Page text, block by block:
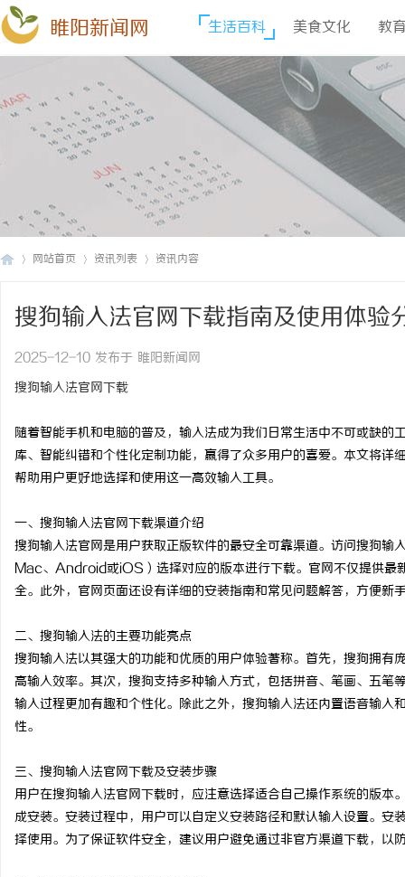
睢阳新闻网 生活百科 美食文化 教
网站首页 资讯列表 资讯内容
搜狗输入法官网下载指南及使用体验
2025-12-10 发布于 睢阳新闻网
搜狗输入法官网下载
随着智能手机和电脑的普及，输入法成为我们日常生活中不可或缺
库、智能纠错和个性化定制功能，赢得了众多用户的喜爱。本文将
帮助用户更好地选择和使用这一高效输入工具。
一、搜狗输入法官网下载渠道介绍
搜狗输入法官网是用户获取正版软件的最安全可靠渠道。访问搜狗
Mac、Android或iOS）选择对应的版本进行下载。官网不仅提供最
全。此外，官网页面还设有详细的安装指南和常见问题解答，方便新
二、搜狗输入法的主要功能亮点
搜狗输入法以其强大的功能和优质的用户体验著称。首先，搜狗拥
高输入效率。其次，搜狗支持多种输入方式，包括拼音、笔画、五
输入过程更加有趣和个性化。除此之外，搜狗输入法还内置语音输
性。
三、搜狗输入法官网下载及安装步骤
用户在搜狗输入法官网下载时，应注意选择适合自己操作系统的版
成安装。安装过程中，用户可以自定义安装路径和默认输入设置。
择使用。为了保证软件安全，建议用户避免通过非官方渠道下载，以
武汉配眼镜 上海配眼镜